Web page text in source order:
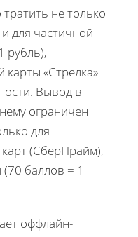
не только
для частичной
рубль),
«Стрелка»
Вывод в
ограничен
для
(СберПрайм),
баллов = 1
оффлайн-